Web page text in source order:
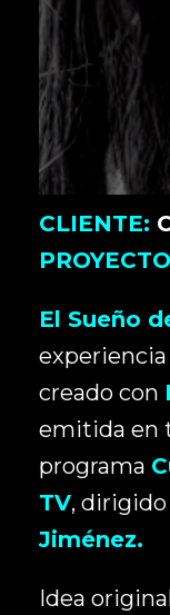
CLIENTE:
El Sueño
creado con
emitida en
programa
TV,
Jiménez.
Idea